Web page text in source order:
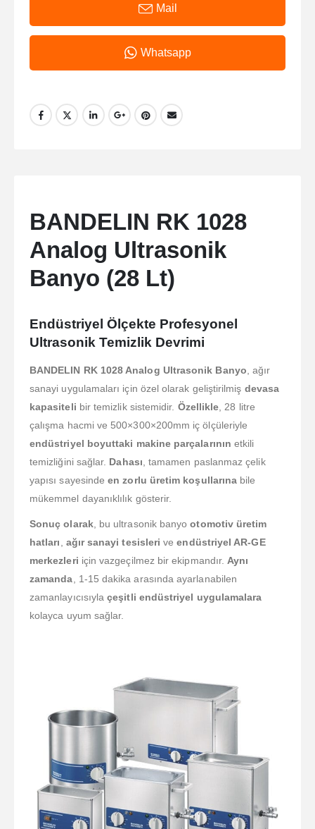
Mail
Whatsapp
BANDELIN RK 1028
Analog Ultrasonik
Banyo (28 Lt)
Endüstriyel Ölçekte Profesyonel
Ultrasonik Temizlik Devrimi
BANDELIN RK 1028 Analog Ultrasonik Banyo , ağır
sanayi uygulamaları için özel olarak geliştirilmiş devasa
kapasiteli bir temizlik sistemidir. Özellikle , 28 litre
çalışma hacmi ve 500×300×200mm iç ölçüleriyle
endüstriyel boyuttaki makine parçalarının etkili
temizliğini sağlar. Dahası , tamamen paslanmaz çelik
yapısı sayesindeen zorlu üretim koşullarına bile
mükemmel dayanıklılık gösterir.
Sonuç olarak, bu ultrasonik banyootomotiv üretim
hatları
ağır sanayi tesisleri veendüstriyel AR-GE
merkezleri için vazgeçilmez bir ekipmandır. Aynı
zamanda , 1-15 dakika arasında ayarlanabilen
zamanlayıcısıylaçeşitli endüstriyel uygulamalara
kolayca uyum sağlar.